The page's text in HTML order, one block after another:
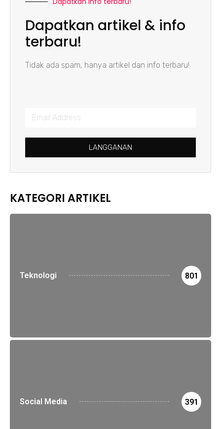
Dapatkan artikel & info
terbaru!
Tidak ada spam, hanya artikel dan info terbaru!
LANGGANAN
KATEGORI ARTIKEL
Teknologi 801
Social Media 391